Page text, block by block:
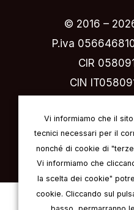
© 2016 –
P.iva
CIR
CIN
Vi informiamo che il
tecnici necessari per il
nonché di cookie di
Vi informiamo che
la scelta dei cookie"
cookie. Cliccando sul
Italiano